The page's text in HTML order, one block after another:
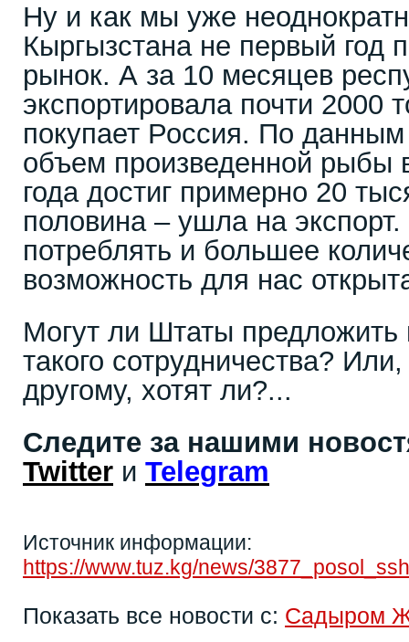
Ну и как мы уже
Кыргызстана не первый год
рынок. А за 10 месяцев
экспортировала почти 2000
покупает Россия. По
объем произведенной рыбы
года достиг примерно 20
половина – ушла на
потреблять и большее
возможность для нас
Могут ли Штаты
такого сотрудничества?
другому, хотят ли?...
Следите за нашими
Twitter и Telegram
Источник информации:
https://www.tuz.kg/news/
Показать все новости с: Садыром